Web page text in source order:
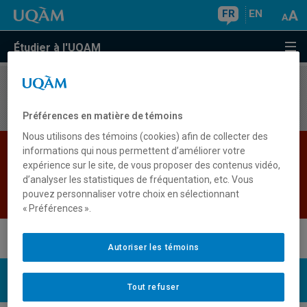
FR EN
Étudier à l'UQAM
Aucun résultat
Les bases de données institutionnelles sont
indisponibles pour le moment. Veuillez
réessayer plus tard.
Retour
UQAM
Préférences en matière de témoins
Nous utilisons des témoins (cookies) afin de collecter des
informations qui nous permettent d’améliorer votre
expérience sur le site, de vous proposer des contenus vidéo,
d’analyser les statistiques de fréquentation, etc. Vous
pouvez personnaliser votre choix en sélectionnant
« Préférences ».
Tout refuser
Autoriser les témoins